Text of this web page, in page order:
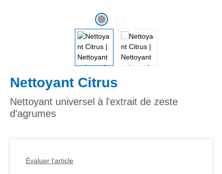
Nettoyant Citrus
Nettoyant universel à l'extrait de zeste
d'agrumes
Évaluer l'article